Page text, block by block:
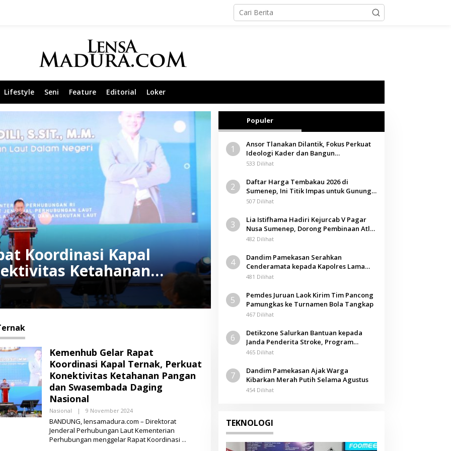
Lifestyle Seni Feature Editorial Loker
Koordinasi Kapal
Ketahanan
Daging Nasional
Kemenhub Gelar Rapat
Koordinasi Kapal Ternak, Perkuat
Konektivitas Ketahanan Pangan
dan Swasembada Daging
Nasional
Nasional | 9 November 2024O
E
H
L
E
BANDUNG, lensamadura.com – Direktorat
Jenderal Perhubungan Laut Kementerian
Perhubungan menggelar Rapat Koordinasi
Populer
1
Ansor Tlanakan Dilantik, Fokus Perkuat
Ideologi Kader dan Bangun
Kemandirian Ekonomi
533 Dilihat
2
Daftar Harga Tembakau 2026 di
Sumenep, Ini Titik Impas untuk Gunung,
Tegal, dan Sawah
507 Dilihat
3
Lia Istifhama Hadiri Kejurcab V Pagar
Nusa Sumenep, Dorong Pembinaan Atlet
Berkarakter
482 Dilihat
4
Dandim Pamekasan Serahkan
Cenderamata kepada Kapolres Lama
pada Acara Kenal Pamit
481 Dilihat
5
Pemdes Juruan Laok Kirim Tim Pancong
Pamungkas ke Turnamen Bola Tangkap
467 Dilihat
6
Detikzone Salurkan Bantuan kepada
Janda Penderita Stroke, Program
Berbagi Masuki Hari ke-61
465 Dilihat
7
Dandim Pamekasan Ajak Warga
Kibarkan Merah Putih Selama Agustus
454 Dilihat
TEKNOLOGI